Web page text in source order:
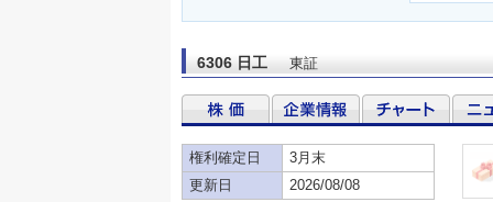
6306 日工 東証
権利確定日
3月末
更新日
2026/08/08